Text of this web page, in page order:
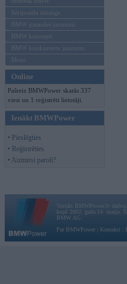
Sērijveida tūnings
BMW pasaules jaunumi
BMW koncepti
BMW konkurentu jaunumi
Moto
Online
Pašreiz BMWPower skatās 337
viesi un 1 reģistrēti lietotāji.
Ienākt BMWPower
• Pieslēgties
• Reģistrēties
• Aizmirsi paroli?
Vortāls BMWPower.lv
kopš 2002. gada 14. maija.
BMW AG.
Par BMWPower
Kontakti